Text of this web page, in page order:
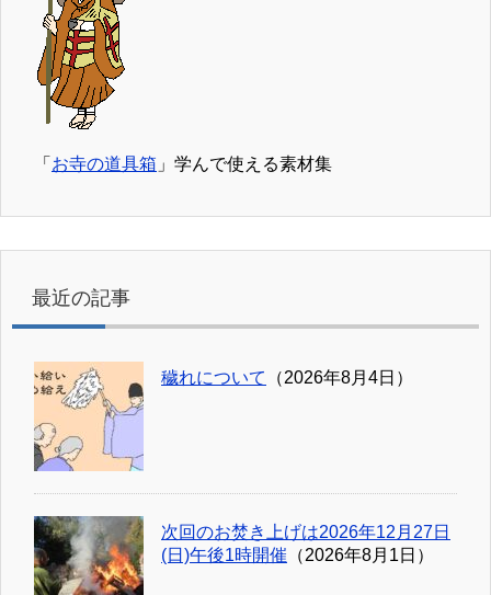
「 お寺の道具箱 」学んで使える素材集
最近の記事
穢れについて （2026年8月4日）
次回のお焚き上げは2026年12月27日
(日)午後1時開催 （2026年8月1日）